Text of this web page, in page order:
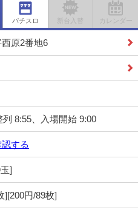
パチスロ 新台入替 カレンダー
原2番地6
8:55、入場開始 9:00
する
]
][200円/89枚]